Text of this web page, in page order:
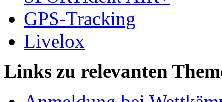
GPS-Tracking
Livelox
Links zu relevanten